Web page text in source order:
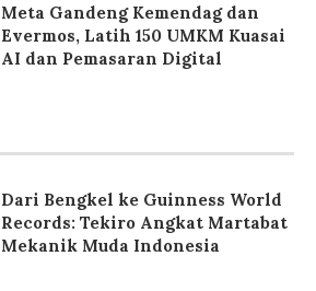
Meta Gandeng Kemendag dan
Evermos, Latih 150 UMKM Kuasai
AI dan Pemasaran Digital
Dari Bengkel ke Guinness World
Records: Tekiro Angkat Martabat
Mekanik Muda Indonesia